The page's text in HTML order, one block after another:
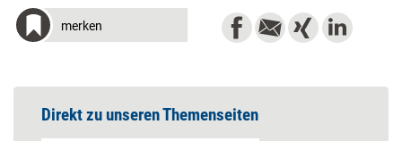
merken
Direkt zu unseren Themenseiten